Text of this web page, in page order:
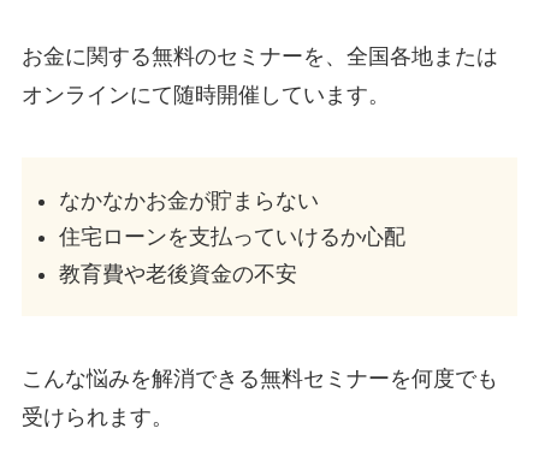
お金に関する無料のセミナーを、全国各地または
オンラインにて随時開催しています。
なかなかお金が貯まらない
住宅ローンを支払っていけるか心配
教育費や老後資金の不安
こんな悩みを解消できる無料セミナーを何度でも
受けられます。